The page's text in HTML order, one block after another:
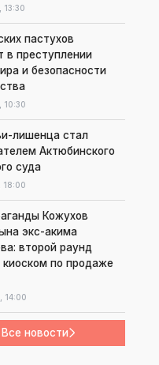
13:30
пастухов
в преступлении
и безопасности
10:30
лишенца стал
Актюбинского
суда
18:00
Кожухов
экс-акима
второй раунд
киоском по продаже
14:00
Все новости